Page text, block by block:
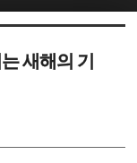
새해의 기
5
5